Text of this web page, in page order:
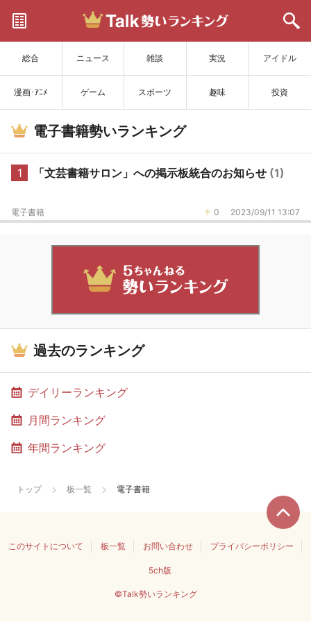
総合 ニュース 雑談 実況 アイドル
漫画･ｱﾆﾒ ゲーム スポーツ 趣味 投資
サイトを更新
電子書籍勢いランキング
1 「文芸書籍サロン」への掲示板統合のお知らせ (1)
0 2023/09/11 13:07
電子書籍
過去のランキング
デイリーランキング
月間ランキング
年間ランキング
トップ 板一覧 電子書籍
このサイトについて 板一覧 お問い合わせ プライバシーポリシー
5ch版
©Talk勢いランキング